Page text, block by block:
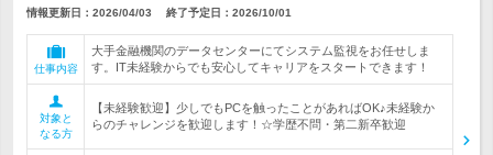
情報更新日：2026/04/03 終了予定日： 2026/10/01
仕事内容
大手金融機関のデータセンターにてシステム監視をお任せしま
す。IT未経験からでも安心してキャリアをスタートできます！
対象と
なる方
【未経験歓迎】少しでもPCを触ったことがあればOK♪未経験か
らのチャレンジを歓迎します！☆学歴不問・第二新卒歓迎